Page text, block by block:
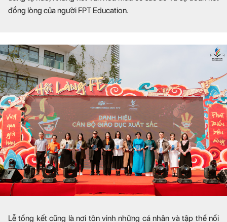
đồng lòng của người FPT Education.
Lễ tổng kết cũng là nơi tôn vinh những cá nhân và tập thể nổi